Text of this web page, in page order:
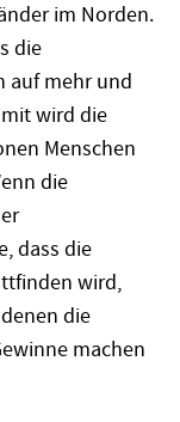
im Norden.
die
auf mehr und
wird die
Menschen
die
dass die
wird,
die
machen